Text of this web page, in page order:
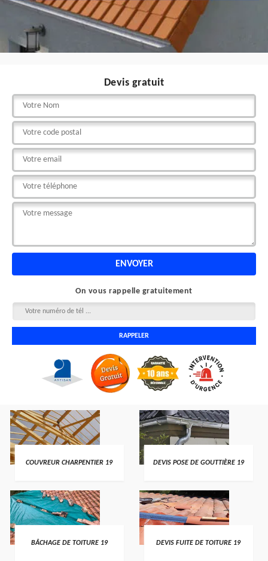
Devis gratuit
On vous rappelle gratuitement
COUVREUR CHARPENTIER 19 DEVIS POSE DE GOUTTIÈRE 19
BÂCHAGE DE TOITURE 19 DEVIS FUITE DE TOITURE 19